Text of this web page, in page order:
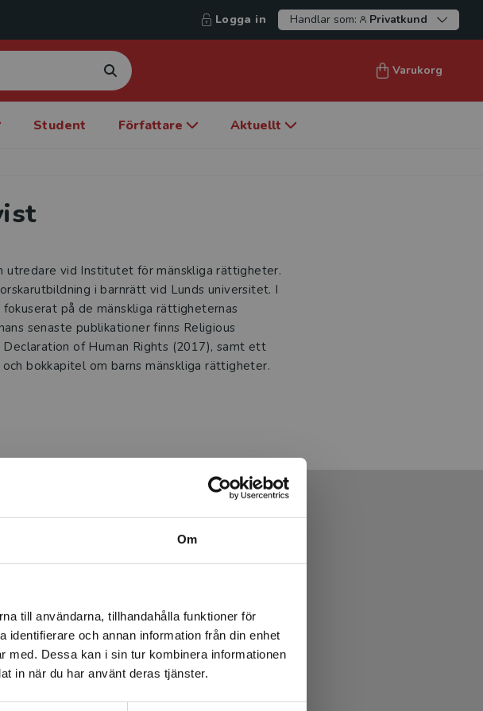
Om
till användarna, tillhandahålla funktioner för
och annan information från din enhet
med. Dessa kan i sin tur kombinera informationen
in när du har använt deras tjänster.
via en
leveranser utanför
Logga in Handlar som: Privatkund
Varukorg
Student Författare Aktuellt
utredare vid Institutet för mänskliga rättigheter.
i barnrätt vid Lunds universitet. I
på de mänskliga rättigheternas
senaste publikationer finns Religious
of Human Rights (2017), samt ett
bokkapitel om barns mänskliga rättigheter.